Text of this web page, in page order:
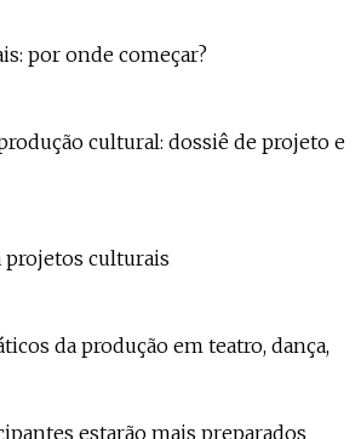
por onde começar?
cultural: dossiê de projeto e
culturais
da produção em teatro, dança,
estarão mais preparados